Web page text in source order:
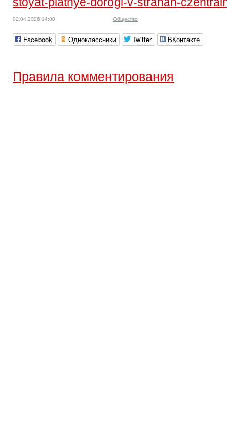
02.04.2026 14:00 Общество
Facebook Одноклассники Twitter ВКонтакте
Правила комментирования